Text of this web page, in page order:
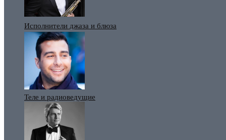
Исполнители джаза и блюза
Теле и радиоведущие